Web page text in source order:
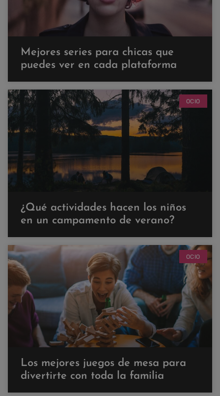
Mejores series para chicas que
puedes ver en cada plataforma
OCIO
¿Qué actividades hacen los niños
en un campamento de verano?
OCIO
Los mejores juegos de mesa para
divertirte con toda la familia